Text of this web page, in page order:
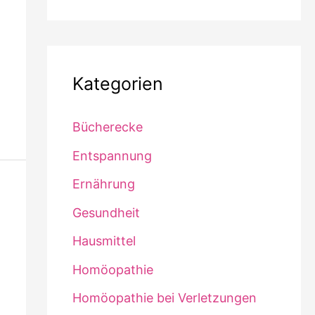
Kategorien
Bücherecke
Entspannung
Ernährung
Gesundheit
Hausmittel
Homöopathie
Homöopathie bei Verletzungen